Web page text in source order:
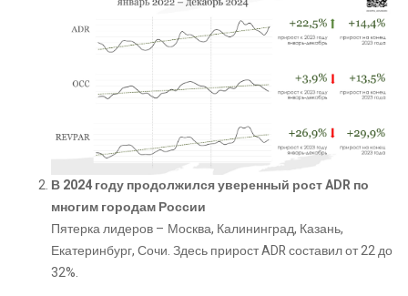
В 2024 году продолжился уверенный рост ADR по
многим городам России
Пятерка лидеров – Москва, Калининград, Казань,
Екатеринбург, Сочи. Здесь прирост ADR составил от 22 до
32%.